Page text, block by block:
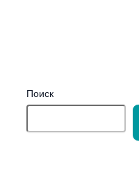
Поиск